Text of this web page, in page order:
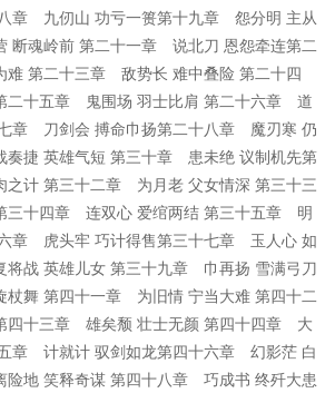
章 九仞山 功亏一篑第十九章 怨分明 主从
断魂岭前 第二十一章 说北刀 恩怨牵连第二
第二十三章 敌势长 难中叠险 第二十四
二十五章 鬼围场 羽士比肩 第二十六章 道
章 刀剑会 搏命巾扬第二十八章 魔刃寒 仍
捷 英雄气短 第三十章 患未绝 议制机先第
计 第三十二章 为月老 父女情深 第三十三
三十四章 连双心 爱绾两结 第三十五章 明
章 虎头牢 巧计得售第三十七章 玉人心 如
战 英雄儿女 第三十九章 巾再扬 雪满弓刀
舞 第四十一章 为旧情 宁当大难 第四十二
四十三章 雄矣颓 壮士无颜 第四十四章 大
章 计就计 驭剑如龙第四十六章 幻影茫 白
地 笑释奇谋 第四十八章 巧成书 终歼大患